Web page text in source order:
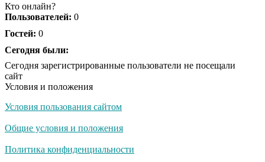
Скрытая камера на
люди вытворяют, когда
Ролик длится
смеяться вы будете
Кто онлайн?
Пользователей: 0
Гостей: 0
Сегодня были:
Сегодня зарегистрированные пользователи не посещали
сайт
Условия и положения
Условия пользования сайтом
Общие условия и положения
Политика конфиденциальности